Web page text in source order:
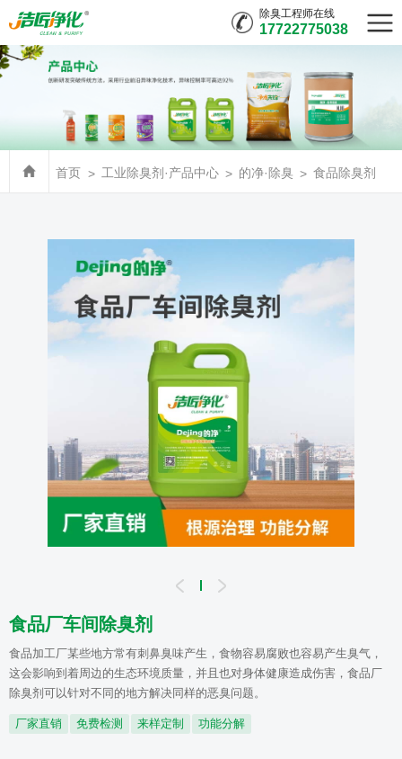
除臭工程师在线
17722775038
首页 工业除臭剂·产品中心 的净·除臭 食品除臭剂
食品厂车间除臭剂
食品加工厂某些地方常有刺鼻臭味产生，食物容易腐败也容易产生臭气，
这会影响到着周边的生态环境质量，并且也对身体健康造成伤害，食品厂
除臭剂可以针对不同的地方解决同样的恶臭问题。
厂家直销 免费检测 来样定制 功能分解